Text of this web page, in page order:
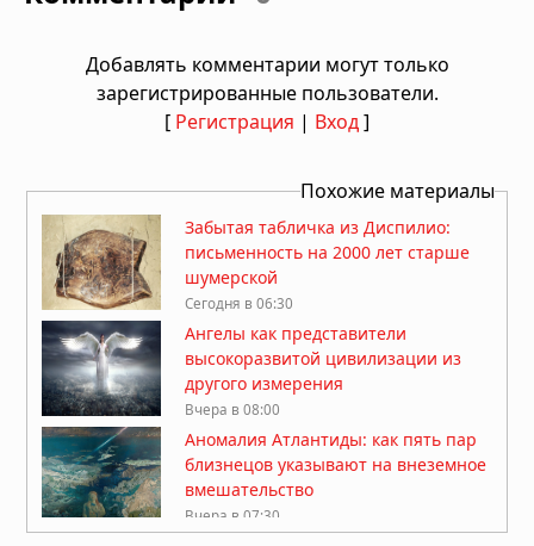
Добавлять комментарии могут только
зарегистрированные пользователи.
[ Регистрация | Вход]
Похожие материалы
Забытая табличка из Диспилио:
письменность на 2000 лет старше
шумерской
Сегодня в 06:30
Ангелы как представители
высокоразвитой цивилизации из
другого измерения
Вчера в 08:00
Аномалия Атлантиды: как пять пар
близнецов указывают на внеземное
вмешательство
Вчера в 07:30